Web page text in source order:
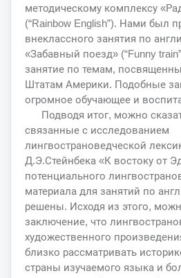
методическому комплексу
(“Rainbow English”). Нами был
внеклассного занятия по
«Забавный поезд» (“Funny
занятие по темам,
Штатам Америки. Подобные
огромное обучающее и
Подводя итог, можно
связанные с исследованием
лингвострановедческой
Д.Э.Стейнбека «К востоку от
потенциального
материала для занятий по
решены. Исходя из этого,
заключение, что
художественного
близко рассматривать
страны изучаемого языка и